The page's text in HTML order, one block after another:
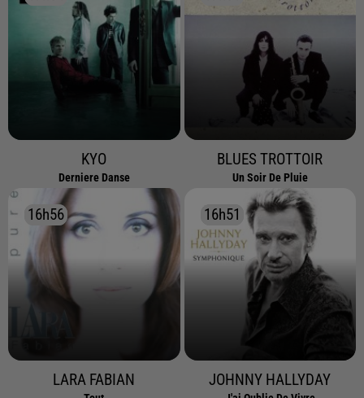
KYO
Derniere Danse
BLUES TROTTOIR
Un Soir De Pluie
16h56
16h56
LARA FABIAN
16h51
16h51
JOHNNY HALLYDAY